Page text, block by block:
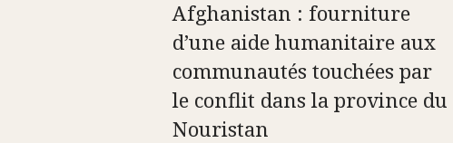
Afghanistan : fourniture
d’une aide humanitaire aux
communautés touchées par
le conflit dans la province du
Nouristan